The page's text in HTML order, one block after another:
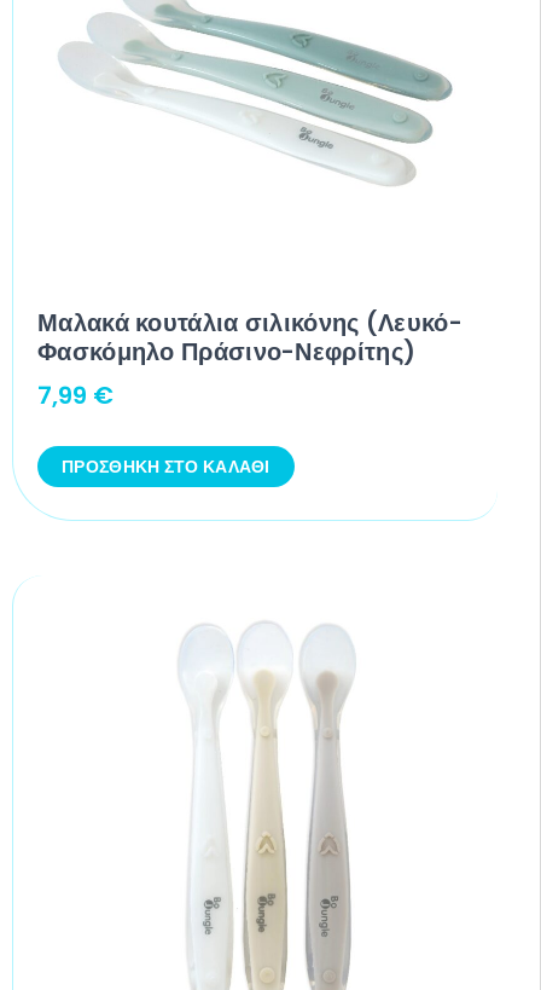
Μαλακά κουτάλια σιλικόνης (Λευκό-
Φασκόμηλο Πράσινο-Νεφρίτης)
7,99 €
ΠΡΟΣΘΉΚΗ ΣΤΟ ΚΑΛΆΘΙ